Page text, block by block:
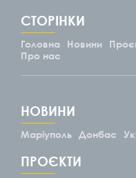
СТОРІНКИ
Головна Новини
Про нас
НОВИНИ
Маріуполь Донбас
ПРОЄКТИ